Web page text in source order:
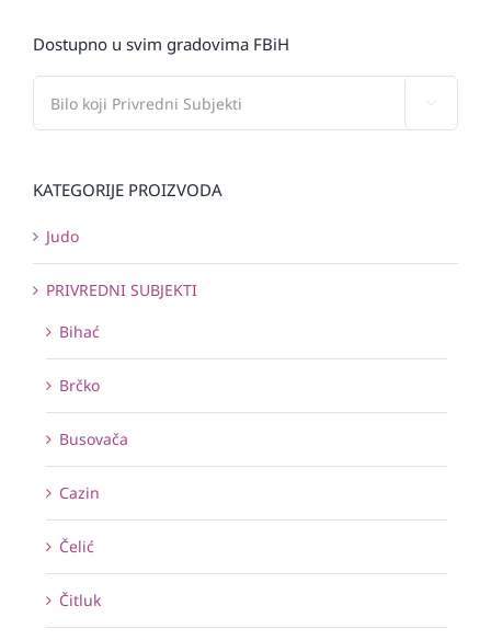
Dostupno u svim gradovima FBiH
KATEGORIJE PROIZVODA
Judo
PRIVREDNI SUBJEKTI
Bihać
Brčko
Busovača
Cazin
Čelić
Čitluk